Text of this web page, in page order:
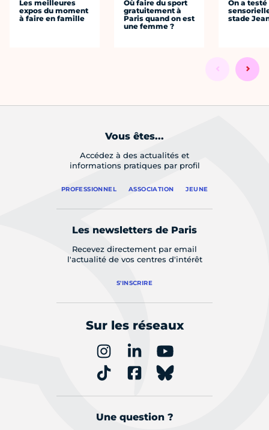
Les meilleures
expos du moment
à faire en famille
Où faire du sport
gratuitement à
Paris quand on est
une femme ?
On a
stade
Vous êtes...
Accédez à des actualités et
informations pratiques par profil
PROFESSIONNEL ASSOCIATION JEUNE
Les newsletters de Paris
Recevez directement par email
l'actualité de vos centres d'intérêt
S'INSCRIRE
Sur les réseaux
Une question ?